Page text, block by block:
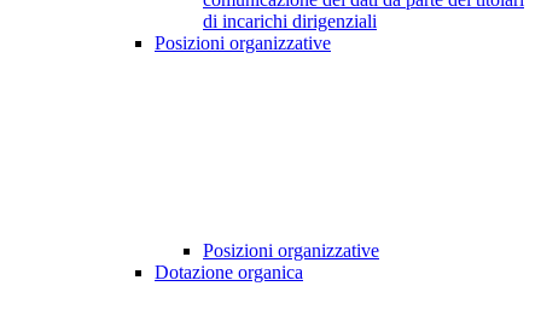
di incarichi dirigenziali
Posizioni organizzative
Posizioni organizzative
Dotazione organica